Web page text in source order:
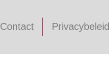
Contact Privacybeleid